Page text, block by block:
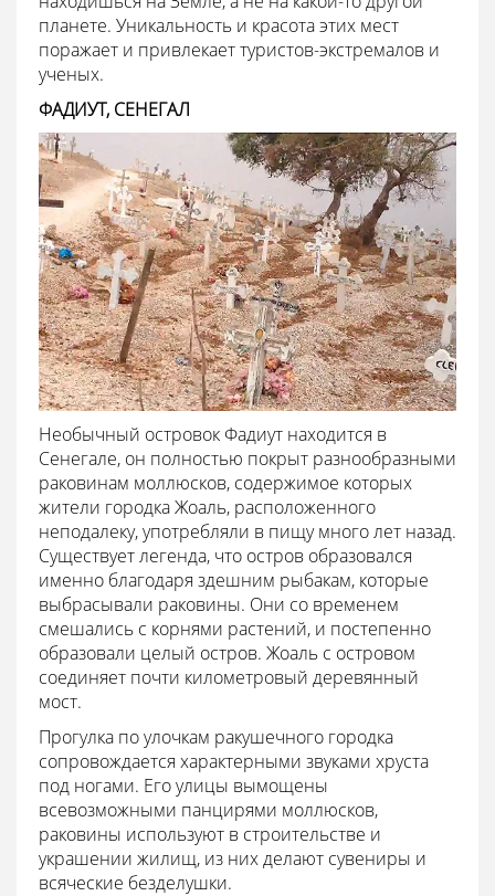
планете. Уникальность и красота этих мест
поражает и привлекает туристов-экстремалов и
ученых.
ФАДИУТ, СЕНЕГАЛ
Необычный островок Фадиут находится в
Сенегале, он полностью покрыт разнообразными
раковинам моллюсков, содержимое которых
жители городка Жоаль, расположенного
неподалеку, употребляли в пищу много лет назад.
Существует легенда, что остров образовался
именно благодаря здешним рыбакам, которые
выбрасывали раковины. Они со временем
смешались с корнями растений, и постепенно
образовали целый остров. Жоаль с островом
соединяет почти километровый деревянный
мост.
Прогулка по улочкам ракушечного городка
сопровождается характерными звуками хруста
под ногами. Его улицы вымощены
всевозможными панцирями моллюсков,
раковины используют в строительстве и
украшении жилищ, из них делают сувениры и
всяческие безделушки.